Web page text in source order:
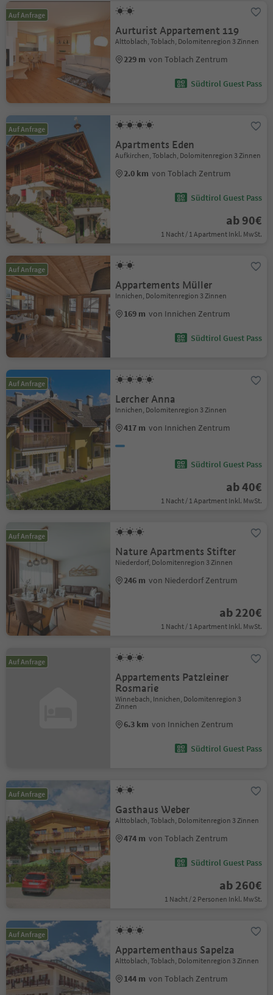
Auf Anfrage
Aurturist Appartement 119
Alttoblach, Toblach, Dolomitenregion 3 Zinnen
229 m von Toblach Zentrum
Südtirol Guest Pass
Auf Anfrage
Apartments Eden
Aufkirchen, Toblach, Dolomitenregion 3 Zinnen
2.0 km von Toblach Zentrum
Südtirol Guest Pass
ab 90€
1 Nacht / 1 Apartment Inkl. MwSt.
Auf Anfrage
Appartements Müller
Innichen, Dolomitenregion 3 Zinnen
169 m von Innichen Zentrum
Südtirol Guest Pass
Auf Anfrage
Lercher Anna
Innichen, Dolomitenregion 3 Zinnen
417 m von Innichen Zentrum
Südtirol Guest Pass
ab 40€
1 Nacht / 1 Apartment Inkl. MwSt.
Auf Anfrage
Nature Apartments Stifter
Niederdorf, Dolomitenregion 3 Zinnen
246 m von Niederdorf Zentrum
ab 220€
1 Nacht / 1 Apartment Inkl. MwSt.
Auf Anfrage
Appartements Patzleiner
Rosmarie
Winnebach, Innichen, Dolomitenregion 3
Zinnen
6.3 km von Innichen Zentrum
Südtirol Guest Pass
Auf Anfrage
Gasthaus Weber
Alttoblach, Toblach, Dolomitenregion 3 Zinnen
474 m von Toblach Zentrum
Südtirol Guest Pass
ab 260€
1 Nacht / 2 Personen Inkl. MwSt.
Auf Anfrage
Appartementhaus Sapelza
Alttoblach, Toblach, Dolomitenregion 3 Zinnen
144 m von Toblach Zentrum